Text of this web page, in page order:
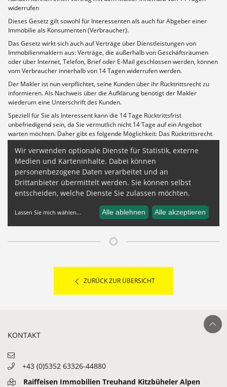
ZURÜCK ZUR ÜBERSICHT
KONTAKT
+43 (0)5352 63326-44880
Raiffeisen Immobilien Treuhand Kitzbüheler Alpen
Ganz nach